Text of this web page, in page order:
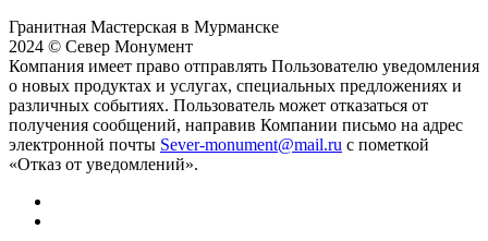
Гранитная Мастерская в Мурманске
2024 © Север Монумент
Компания имеет право отправлять Пользователю уведомления
о новых продуктах и услугах, специальных предложениях и
различных событиях. Пользователь может отказаться от
получения сообщений, направив Компании письмо на адрес
электронной почты Sever-monument@mail.ru с пометкой
«Отказ от уведомлений».